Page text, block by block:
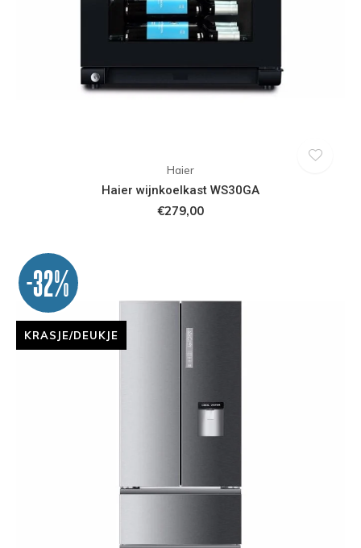
Haier
Haier wijnkoelkast WS30GA
€279,00
-32%
KRASJE/DEUKJE